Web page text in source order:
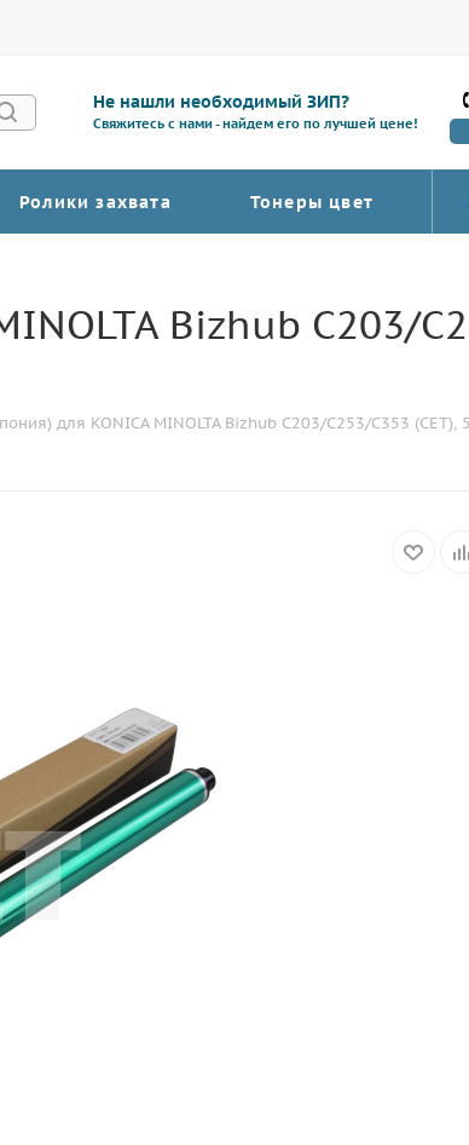
Не нашли необходимый ЗИП?
Свяжитесь с нами - найдем его по лучшей цене!
Ролики захвата Тонеры цвет
Bizhub C203/
для KONICA MINOLTA Bizhub C203/C253/C353 (CET),